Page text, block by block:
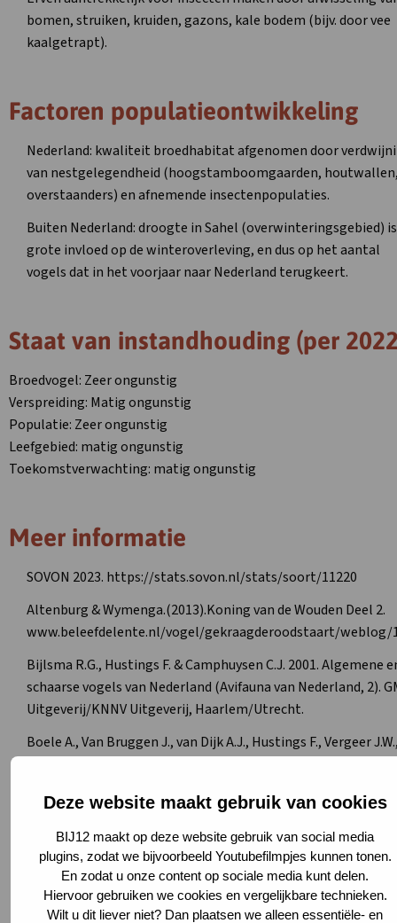
Deze website maakt gebruik van cookies
BIJ12 maakt op deze website gebruik van social media
plugins, zodat we bijvoorbeeld Youtubefilmpjes kunnen tonen.
En zodat u onze content op sociale media kunt delen.
Hiervoor gebruiken we cookies en vergelijkbare technieken.
Wilt u dit liever niet? Dan plaatsen we alleen essentiële- en
bomen, struiken, kruiden, gazons, kale bodem (bijv. door vee
kaalgetrapt).
Factoren populatieontwikkeling
Nederland: kwaliteit broedhabitat afgenomen door
van nestgelegendheid (hoogstamboomgaarden,
overstaanders) en afnemende insectenpopulaties.
Buiten Nederland: droogte in Sahel (overwinteringsgebied)
grote invloed op de winteroverleving, en dus op het aantal
vogels dat in het voorjaar naar Nederland terugkeert.
Staat van instandhouding (per
Broedvogel: Zeer ongunstig
Verspreiding: Matig ongunstig
Populatie: Zeer ongunstig
Leefgebied: matig ongunstig
Toekomstverwachting: matig ongunstig
Meer informatie
SOVON 2023. https://stats.sovon.nl/stats/soort/11220
Altenburg & Wymenga.(2013).Koning van de Wouden Deel 2.
www.beleefdelente.nl/vogel/gekraagderoodstaart/weblog/
Bijlsma R.G., Hustings F. & Camphuysen C.J. 2001. Algemene
schaarse vogels van Nederland (Avifauna van Nederland, 2).
Uitgeverij/KNNV Uitgeverij, Haarlem/Utrecht.
Boele A., Van Bruggen J., van Dijk A.J., Hustings F., Vergeer
Nijmegen.
Cramp S. (ed.). 1988. The Birds of the Western Palearctic (5).
Oxford University Press, Oxford.
Ferguson-Lees J., Castell R. & Leech D. 2011. A field guide to
monitoring nests. BTO, Norfolk.